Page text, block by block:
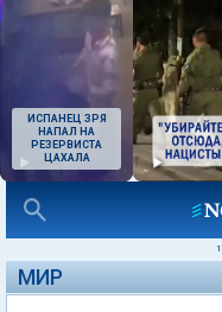
ИСПАНЕЦ ЗРЯ
НАПАЛ НА
РЕЗЕРВИСТА
ЦАХАЛА
МИР